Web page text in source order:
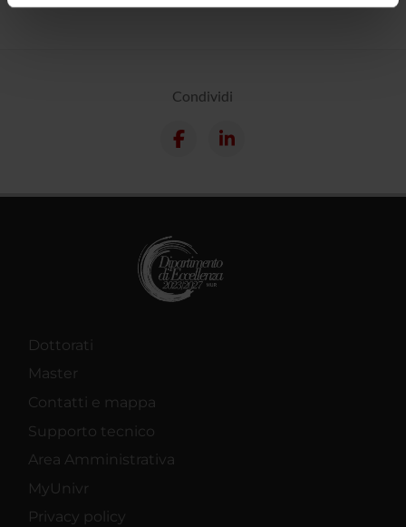
raccolto dal tuo utilizzo dei loro servizi.
Condividi
Dottorati
Master
Contatti e mappa
Supporto tecnico
Area Amministrativa
MyUnivr
Privacy policy